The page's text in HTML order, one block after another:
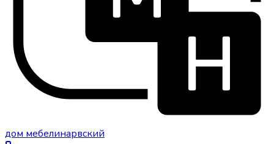
дом мебелинарвский